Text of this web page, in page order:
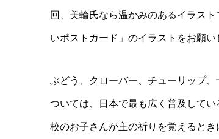
回、美輪氏なら温かみのあるイラス
いポストカード」のイラストをお願い
ぶどう、クローバー、チューリップ
ついては、日本で最も広く普及して
校のお子さんが主の祈りを覚えると